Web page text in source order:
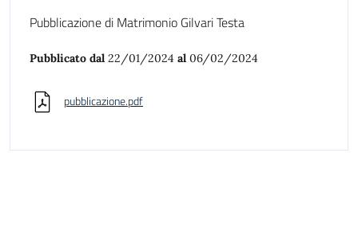
Pubblicazione di Matrimonio Gilvari Testa
Pubblicato dal 22/01/2024 al 06/02/2024
pubblicazione.pdf